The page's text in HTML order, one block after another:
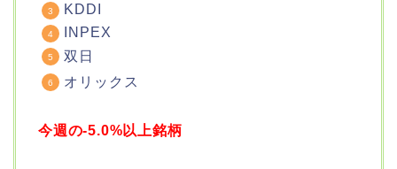
KDDI
INPEX
双日
オリックス
今週の-5.0%以上銘柄